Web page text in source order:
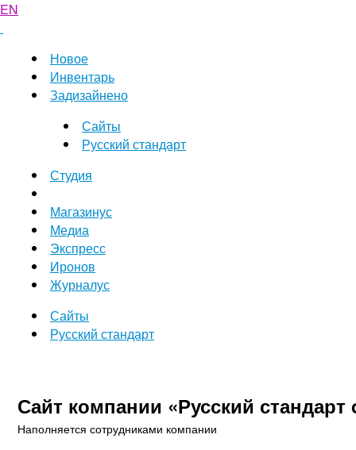
EN
Новое
Инвентарь
Задизайнено
Сайты
Русский стандарт
Студия
Магазинус
Медиа
Экспресс
Иронов
Журналус
Сайты
Русский стандарт
Сайт компании «Русский стандарт
Наполняется сотрудниками компании